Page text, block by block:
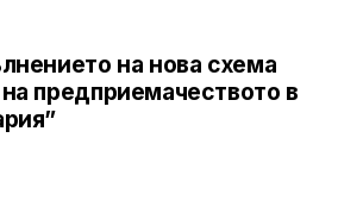
на нова схема
предприемачеството в